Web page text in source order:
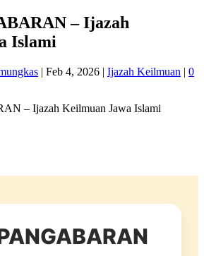
– Ijazah
Islami
| Feb 4, 2026 | Ijazah Keilmuan | 0